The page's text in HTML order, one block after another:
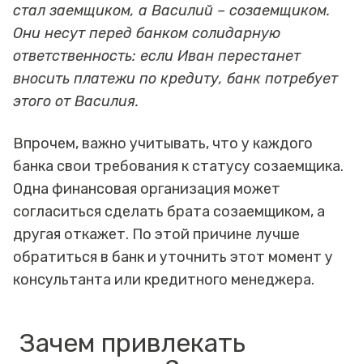
стал заемщиком, а Василий – созаемщиком.
Они несут перед банком солидарную
ответственность: если Иван перестанет
вносить платежи по кредиту, банк потребует
этого от Василия.
Впрочем, важно учитывать, что у каждого
банка свои требования к статусу созаемщика.
Одна финансовая организация может
согласиться сделать брата созаемщиком, а
другая откажет. По этой причине лучше
обратиться в банк и уточнить этот момент у
консультанта или кредитного менеджера.
Зачем привлекать